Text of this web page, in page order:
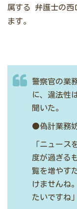
属する
弁護士の西
ます。
警察官の業
に、違法性
聞いた。
●偽計業務
「ニュース
度が過ぎる
覧を増やす
けませんね。
たいですね」